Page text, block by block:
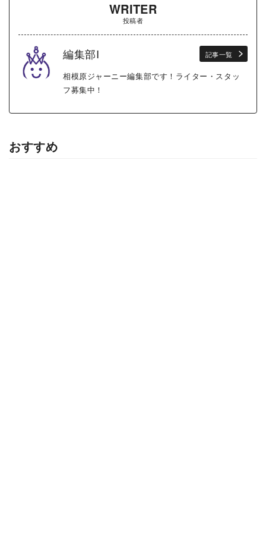
WRITER
投稿者
編集部I 記事一覧
相模原ジャーニー編集部です！ライター・スタッ
フ募集中！
おすすめ